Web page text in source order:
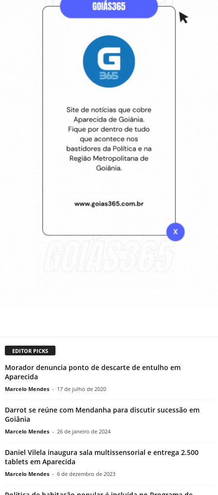
EDITOR PICKS
Morador denuncia ponto de descarte de entulho em
Aparecida
Marcelo Mendes - 17 de julho de 2020
Darrot se reúne com Mendanha para discutir sucessão em
Goiânia
Marcelo Mendes - 26 de janeiro de 2024
Daniel Vilela inaugura sala multissensorial e entrega 2.500
tablets em Aparecida
Marcelo Mendes - 6 de dezembro de 2023